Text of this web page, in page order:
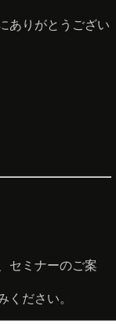
ありがとうござい
セミナーのご案
ください。